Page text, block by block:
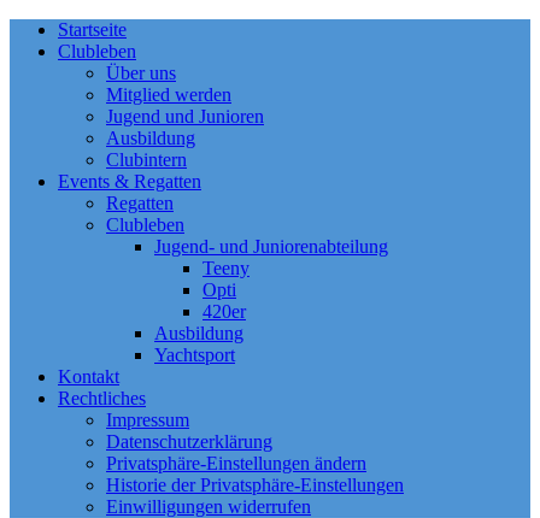
Startseite
Clubleben
Über uns
Mitglied werden
Jugend und Junioren
Ausbildung
Clubintern
Events & Regatten
Regatten
Clubleben
Jugend- und Juniorenabteilung
Teeny
Opti
420er
Ausbildung
Yachtsport
Kontakt
Rechtliches
Impressum
Datenschutzerklärung
Privatsphäre-Einstellungen ändern
Historie der Privatsphäre-Einstellungen
Einwilligungen widerrufen